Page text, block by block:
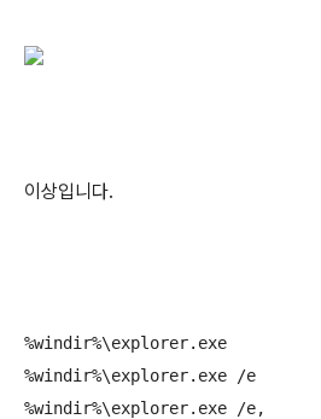
이상입니다.
%windir%\explorer.exe
%windir%\explorer.exe /e
%windir%\explorer.exe /e,